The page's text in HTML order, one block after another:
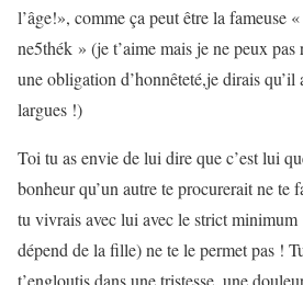
l’âge!», comme ça peut être la fameuse
ne5thék » (je t’aime mais je ne peux
une obligation d’honnêteté,je dirais qu’il
largues !)
Toi tu as envie de lui dire que c’est lui
bonheur qu’un autre te procurerait ne
tu vivrais avec lui avec le strict
dépend de la fille) ne te le permet pas !
t’engloutis dans une tristesse, une